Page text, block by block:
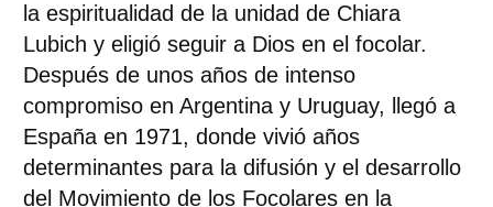
la espiritualidad de la unidad de Chiara
Lubich y eligió seguir a Dios en el focolar.
Después de unos años de intenso
compromiso en Argentina y Uruguay, llegó a
España en 1971, donde vivió años
determinantes para la difusión y el desarrollo
del Movimiento de los Focolares en la